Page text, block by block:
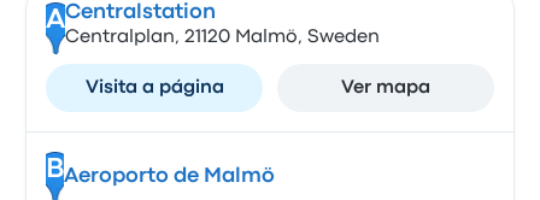
ACentralstation
Centralplan, 21120 Malmö, Sweden
Visita a página Ver mapa
BAeroporto de Malmö